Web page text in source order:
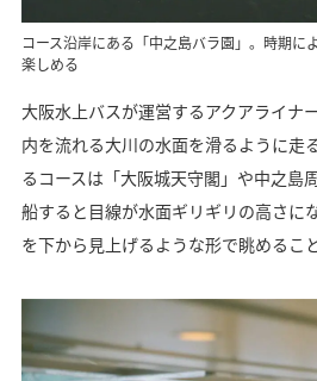
コース沿岸にある「中之島バラ園」。時期に
楽しめる
大阪水上バスが運営するアクアライナ
内を流れる大川の水面を滑るように走
るコースは「大阪城天守閣」や中之島
船すると目線が水面ギリギリの高さに
を下から見上げるような形で眺めるこ